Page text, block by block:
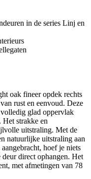
in de series Linj en
oak fineer opdek rechts
rust en eenvoud. Deze
glad oppervlak
Het strakke en
uitstraling. Met de
natuurlijke uitstraling aan
hoef je niets
deur direct ophangen. Het
met afmetingen van 78